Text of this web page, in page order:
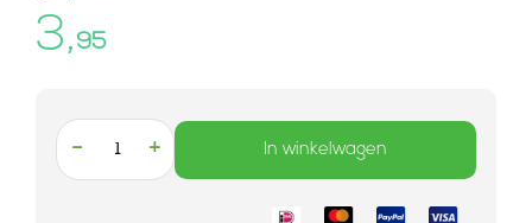
3,95
- + In winkelwagen